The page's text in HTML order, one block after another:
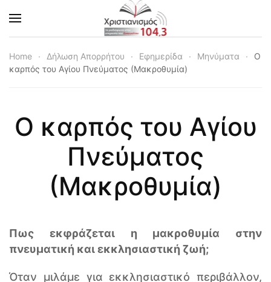
Skip to main content
Home Δήλωση Απορρήτου Εφημερίδα Μηνύματα
Ο
καρπός του Αγίου Πνεύματος (Μακροθυμία)
Ο καρπός του Αγίου
Πνεύματος
(Μακροθυμία)
Πως εκφράζεται η μακροθυμία στην
πνευματική και εκκλησιαστική ζωή;
Όταν μιλάμε για εκκλησιαστικό περιβάλλον,